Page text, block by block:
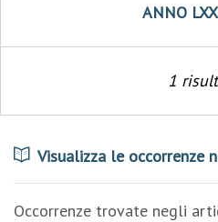
ANNO
1
Visualizza le occorrenze
Occorrenze trovate negli